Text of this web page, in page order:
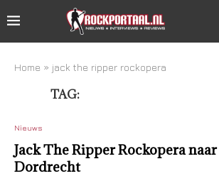
Home » jack the ripper rockopera
TAG:
Nieuws
Jack The Ripper Rockopera
Dordrecht